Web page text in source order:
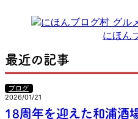
にほん
最近の記事
ブログ
2026/01/21
18周年を迎えた和浦酒